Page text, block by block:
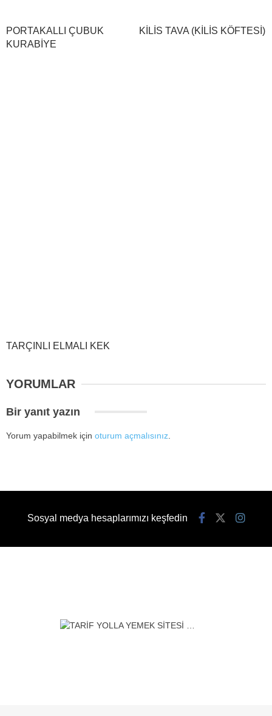
PORTAKALLI ÇUBUK
KURABİYE
KİLİS TAVA (KİLİS KÖFTESİ)
TARÇINLI ELMALI KEK
YORUMLAR
Bir yanıt yazın
Yorum yapabilmek için oturum açmalısınız.
Sosyal medya hesaplarımızı keşfedin